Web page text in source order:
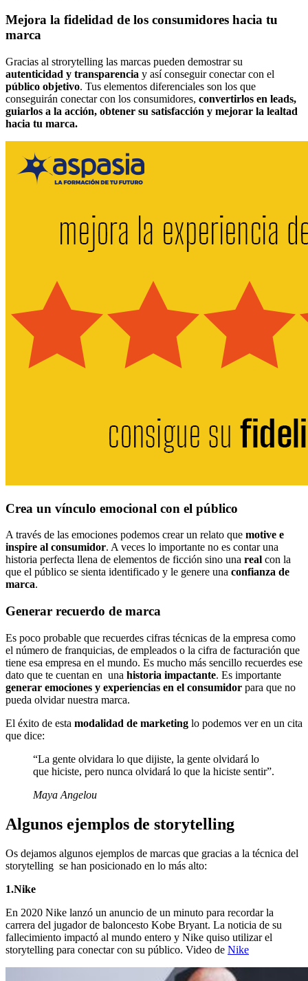
Mejora la fidelidad de los consumidores hacia tu
marca
Gracias al strorytelling las marcas pueden demostrar su
autenticidad y transparencia y así conseguir conectar con el
público objetivo. Tus elementos diferenciales son los que
conseguirán conectar con los consumidores, convertirlos en leads,
guiarlos a la acción, obtener su satisfacción y mejorar la lealtad
hacia tu marca.
Crea un vínculo emocional con el público
A través de las emociones podemos crear un relato que motive e
inspire al consumidor. A veces lo importante no es contar una
historia perfecta llena de elementos de ficción sino una real con la
que el público se sienta identificado y le genere una confianza de
marca.
Generar recuerdo de marca
Es poco probable que recuerdes cifras técnicas de la empresa como
el número de franquicias, de empleados o la cifra de facturación que
tiene esa empresa en el mundo. Es mucho más sencillo recuerdes ese
dato que te cuentan en una historia impactante. Es importante
generar emociones y experiencias en el consumidor para que no
pueda olvidar nuestra marca.
El éxito de esta modalidad de marketing lo podemos ver en un cita
que dice:
“La gente olvidara lo que dijiste, la gente olvidará lo
que hiciste, pero nunca olvidará lo que la hiciste sentir”.
Maya Angelou
Algunos ejemplos de storytelling
Os dejamos algunos ejemplos de marcas que gracias a la técnica del
storytelling se han posicionado en lo más alto:
1.Nike
En 2020 Nike lanzó un anuncio de un minuto para recordar la
carrera del jugador de baloncesto Kobe Bryant. La noticia de su
fallecimiento impactó al mundo entero y Nike quiso utilizar el
storytelling para conectar con su público. Video de Nike